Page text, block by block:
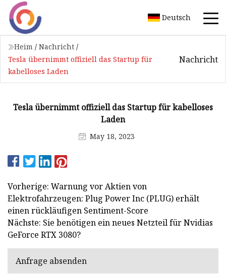
Deutsch
Heim / Nachricht /
Tesla übernimmt offiziell das Startup für
kabelloses Laden
Nachricht
Tesla übernimmt offiziell das Startup für kabelloses
Laden
May 18, 2023
Vorherige: Warnung vor Aktien von
Elektrofahrzeugen: Plug Power Inc (PLUG) erhält
einen rückläufigen Sentiment-Score
Nächste: Sie benötigen ein neues Netzteil für Nvidias
GeForce RTX 3080?
Anfrage absenden